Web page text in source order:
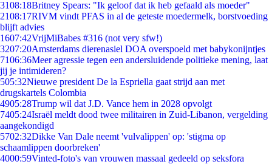
3108:18Britney Spears: "Ik geloof dat ik heb gefaald als moeder"
2108:17RIVM vindt PFAS in al de geteste moedermelk, borstvoeding
blijft advies
1607:42VrijMiBabes #316 (not very sfw!)
3207:20Amsterdams dierenasiel DOA overspoeld met babykonijntjes
7106:36Meer agressie tegen een andersluidende politieke mening, laat
jij je intimideren?
505:32Nieuwe president De la Espriella gaat strijd aan met
drugskartels Colombia
4905:28Trump wil dat J.D. Vance hem in 2028 opvolgt
7405:24Israël meldt dood twee militairen in Zuid-Libanon, vergelding
aangekondigd
5702:32Dikke Van Dale neemt 'vulvalippen' op: 'stigma op
schaamlippen doorbreken'
4000:59Vinted-foto's van vrouwen massaal gedeeld op seksfora